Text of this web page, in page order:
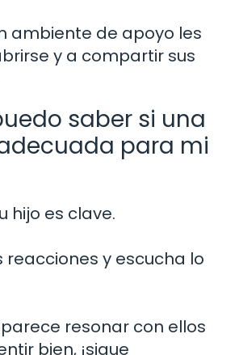
ambiente de apoyo les
y a compartir sus
saber si una
para mi
hijo es clave.
reacciones y escucha lo
resonar con ellos
bien, ¡sigue